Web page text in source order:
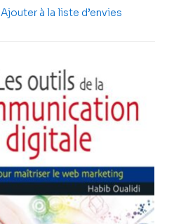
Ajouter à la liste d’envies